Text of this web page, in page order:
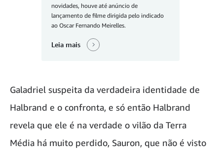
novidades, houve até anúncio de
lançamento de filme dirigida pelo indicado
ao Oscar Fernando Meirelles.
Leia mais
Galadriel suspeita da verdadeira identidade de
Halbrand e o confronta, e só então Halbrand
revela que ele é na verdade o vilão da Terra
Média há muito perdido, Sauron, que não é visto